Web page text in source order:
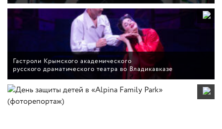
Гастроли Крымского академического
русского драматического театра во Владикавказе